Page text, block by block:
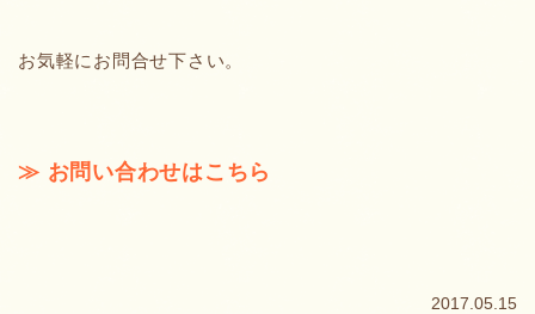
お気軽にお問合せ下さい。
≫ お問い合わせはこちら
2017.05.15